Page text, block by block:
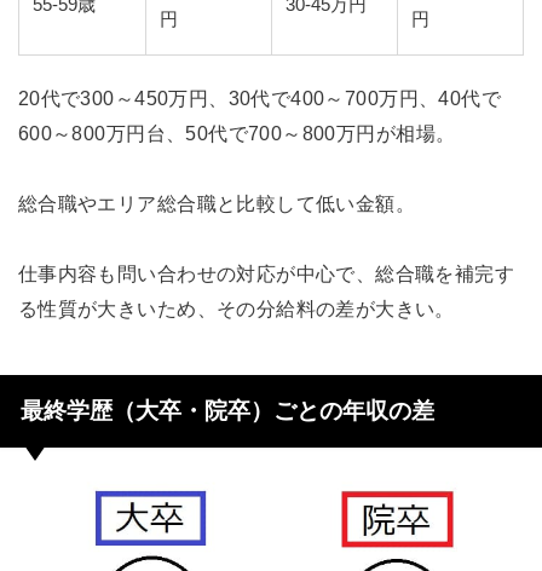
55-59歳
円
30-45万円
円
20代で300～450万円、30代で400～700万円、40代で
600～800万円台、50代で700～800万円が相場。
総合職やエリア総合職と比較して低い金額。
仕事内容も問い合わせの対応が中心で、総合職を補完す
る性質が大きいため、その分給料の差が大きい。
最終学歴（大卒・院卒）ごとの年収の差